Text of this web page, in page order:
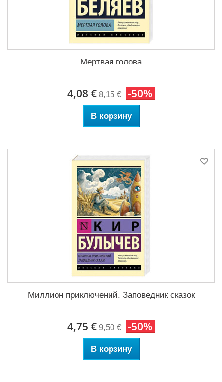
Мертвая голова
4,08 € 8,15 € -50%
В корзину
Миллион приключений. Заповедник сказок
4,75 € 9,50 € -50%
В корзину